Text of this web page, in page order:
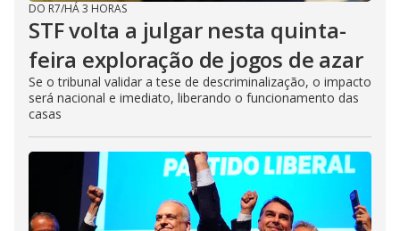
DO R7/HÁ 3 HORAS
STF volta a julgar nesta quinta-
feira exploração de jogos de azar
Se o tribunal validar a tese de descriminalização, o impacto
será nacional e imediato, liberando o funcionamento das
casas